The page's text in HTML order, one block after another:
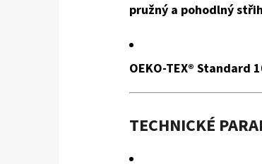
pružný a pohodlný střih
OEKO-TEX® Standard
TECHNICKÉ